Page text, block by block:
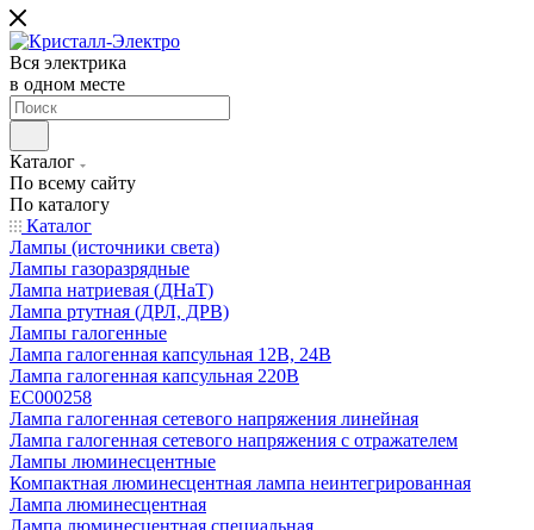
Вся электрика
в одном месте
Каталог
По всему сайту
По каталогу
Каталог
Лампы (источники света)
Лампы газоразрядные
Лампа натриевая (ДНаТ)
Лампа ртутная (ДРЛ, ДРВ)
Лампы галогенные
Лампа галогенная капсульная 12В, 24В
Лампа галогенная капсульная 220В
EC000258
Лампа галогенная сетевого напряжения линейная
Лампа галогенная сетевого напряжения с отражателем
Лампы люминесцентные
Компактная люминесцентная лампа неинтегрированная
Лампа люминесцентная
Лампа люминесцентная специальная